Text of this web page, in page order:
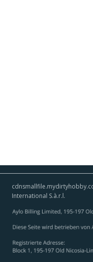
International S.à.r.l.